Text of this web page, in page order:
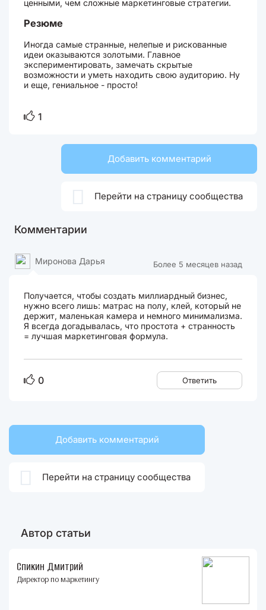
ценными, чем сложные маркетинговые стратегии.
Резюме
Иногда самые странные, нелепые и рискованные
идеи оказываются золотыми. Главное
экспериментировать, замечать скрытые
возможности и уметь находить свою аудиторию. Ну
и еще, гениальное - просто!
1
Добавить комментарий
Перейти на страницу сообщества
Комментарии
Более 5 месяцев назад
Миронова Дарья
Получается, чтобы создать миллиардный бизнес,
нужно всего лишь: матрас на полу, клей, который не
держит, маленькая камера и немного минимализма.
Я всегда догадывалась, что простота + странность
= лучшая маркетинговая формула.
0 Ответить
Добавить комментарий
Перейти на страницу сообщества
Автор статьи
Спикин Дмитрий
Директор по маркетингу